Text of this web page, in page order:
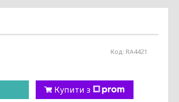
Код: RA4421
Купити з